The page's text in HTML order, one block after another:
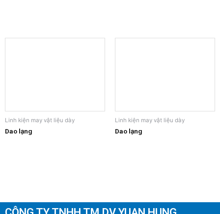
Linh kiện may vật liệu dày
Dao lạng
Linh kiện may vật liệu dày
Dao lạng